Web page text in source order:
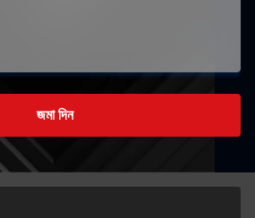
জমা দিন